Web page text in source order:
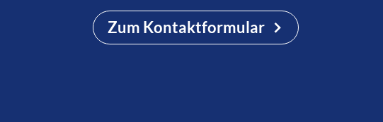
Zum Kontaktformular